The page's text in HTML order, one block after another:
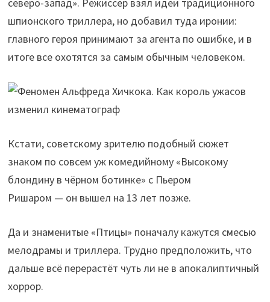
шпионского триллера, но добавил туда иронии:
главного героя принимают за агента по ошибке, и в
итоге все охотятся за самым обычным человеком.
Кстати, советскому зрителю подобный сюжет
знаком по совсем уж комедийному «Высокому
блондину в чёрном ботинке» с Пьером
Ришаром — он вышел на 13 лет позже.
Да и знаменитые «Птицы» поначалу кажутся смесью
мелодрамы и триллера. Трудно предположить, что
дальше всё перерастёт чуть ли не в апокалиптичный
хоррор.